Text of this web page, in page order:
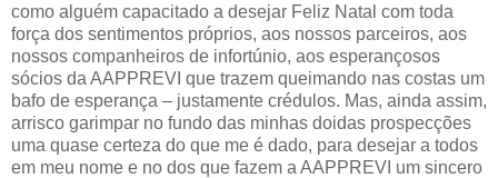
como alguém capacitado a desejar Feliz Natal com toda
força dos sentimentos próprios, aos nossos parceiros, aos
nossos companheiros de infortúnio, aos esperançosos
sócios da AAPPREVI que trazem queimando nas costas um
bafo de esperança – justamente crédulos. Mas, ainda assim,
arrisco garimpar no fundo das minhas doidas prospecções
uma quase certeza do que me é dado, para desejar a todos
em meu nome e no dos que fazem a AAPPREVI um sincero